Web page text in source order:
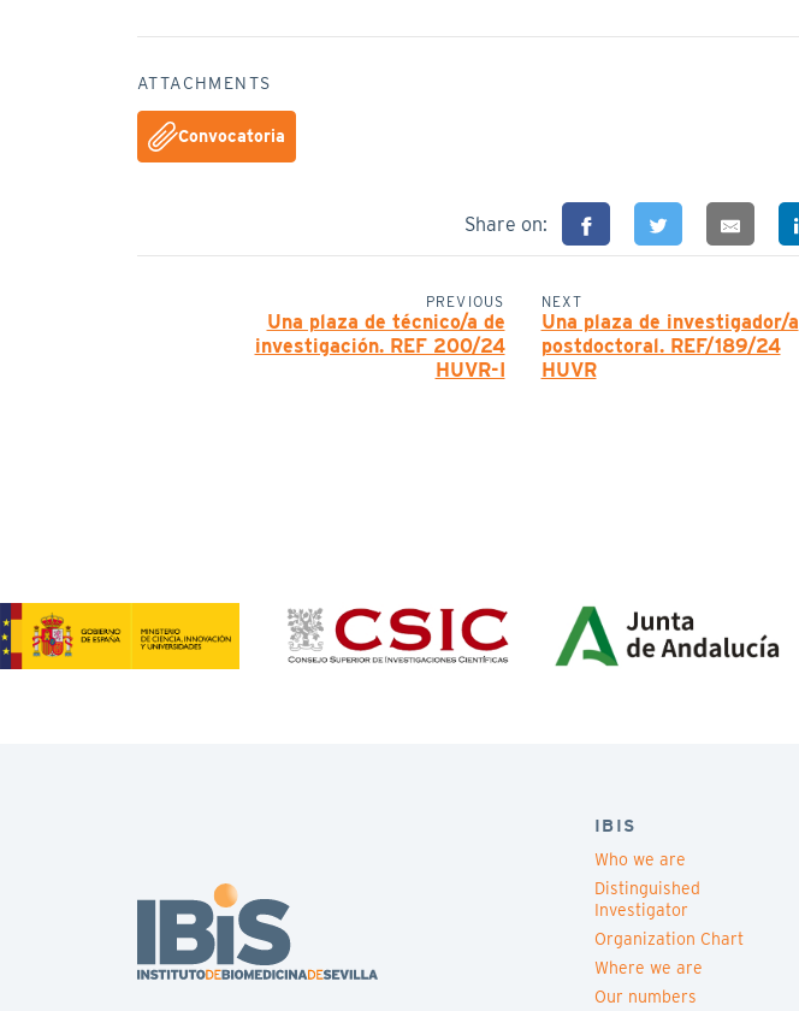
ATTACHMENTS
Convocatoria
Share on:
PREVIOUS
Una plaza de técnico/a de
investigación. REF 200/24
HUVR-I
NEXT
Una plaza de investigador/a
postdoctoral. REF/189/24
HUVR
IBIS
Who we are
Distinguished
Investigator
Organization Chart
Where we are
Our numbers